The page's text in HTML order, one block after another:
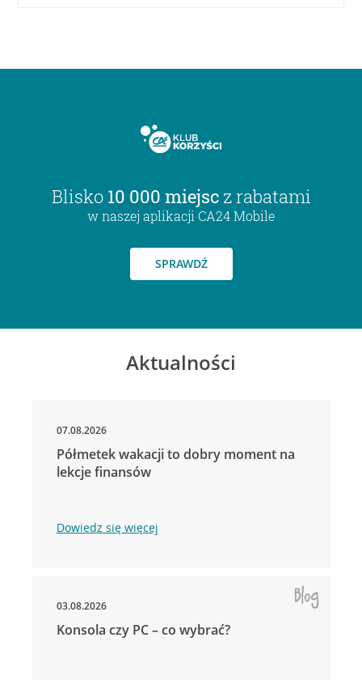
Blisko 10 000 miejsc z rabatami
w naszej aplikacji CA24 Mobile
SPRAWDŹ
Aktualności
07.08.2026
Półmetek wakacji to dobry moment na
lekcje finansów
Dowiedz się więcej
03.08.2026
Konsola czy PC – co wybrać?